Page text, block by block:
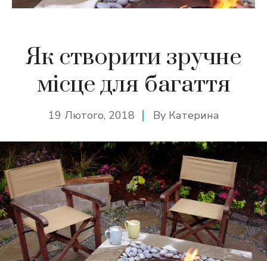
Як створити зручне
місце для багаття
19 Лютого, 2018 By Катерина